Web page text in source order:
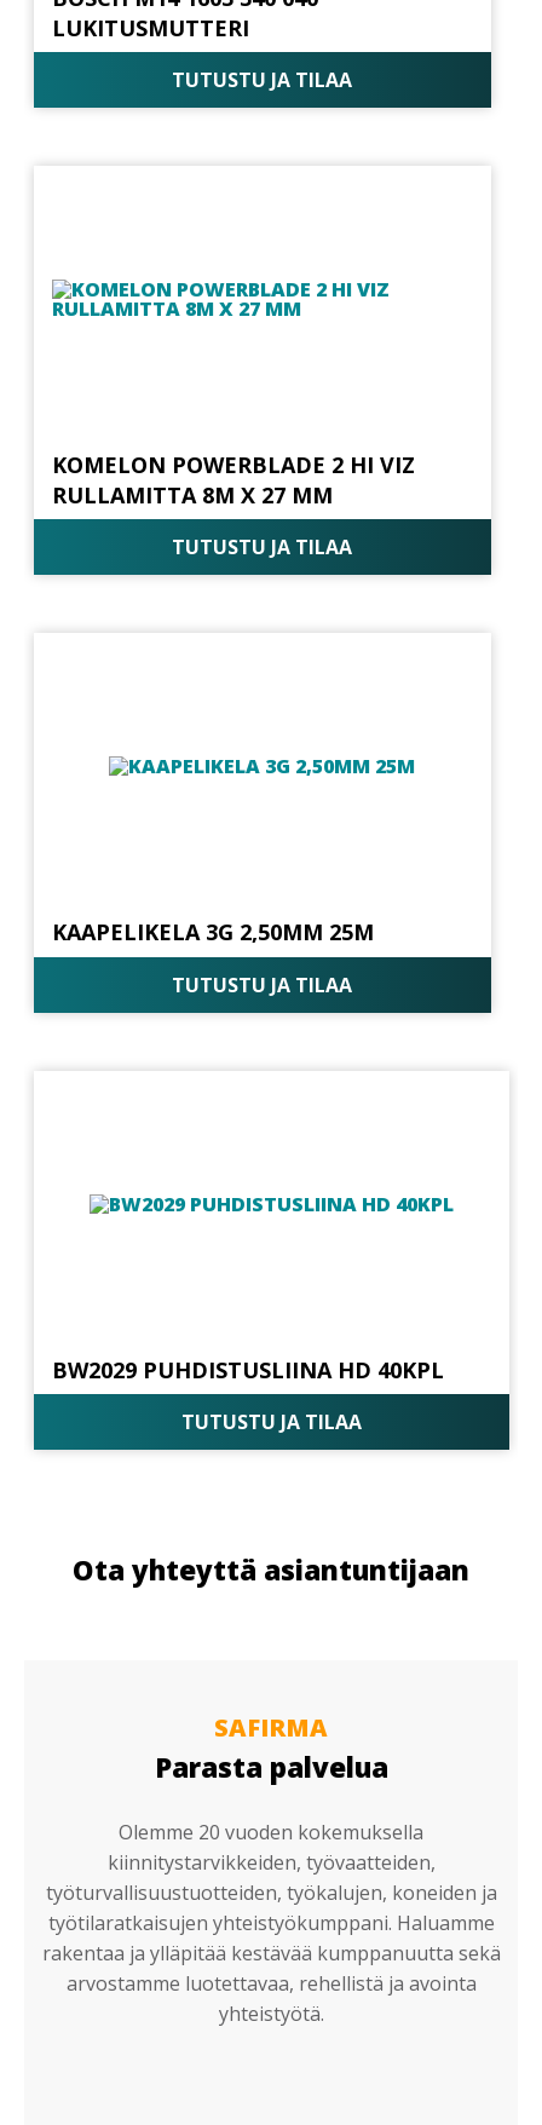
LUKITUSMUTTERI
TUTUSTU JA TILAA
KOMELON POWERBLADE 2 HI VIZ
RULLAMITTA 8M X 27 MM
TUTUSTU JA TILAA
KAAPELIKELA 3G 2,50MM 25M
TUTUSTU JA TILAA
BW2029 PUHDISTUSLIINA HD 40KPL
TUTUSTU JA TILAA
Ota yhteyttä asiantuntijaan
SAFIRMA
Parasta palvelua
Olemme 20 vuoden kokemuksella
kiinnitystarvikkeiden, työvaatteiden,
työturvallisuustuotteiden, työkalujen, koneiden ja
työtilaratkaisujen yhteistyökumppani. Haluamme
rakentaa ja ylläpitää kestävää kumppanuutta sekä
arvostamme luotettavaa, rehellistä ja avointa
yhteistyötä.